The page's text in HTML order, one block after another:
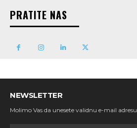
PRATITE NAS
NEWSLETTER
Molimo Vas da unesete validnu e-mail adresu